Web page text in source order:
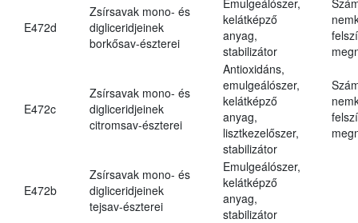
E472d
Zsírsavak mono- és
digliceridjeinek
borkősav-észterei
kelátképző
anyag,
stabilizátor
E472c
Zsírsavak mono- és
digliceridjeinek
citromsav-észterei
Antioxidáns,
emulgeálószer,
kelátképző
anyag,
lisztkezelőszer,
stabilizátor
E472b
Zsírsavak mono- és
digliceridjeinek
tejsav-észterei
Emulgeálószer,
kelátképző
anyag,
stabilizátor